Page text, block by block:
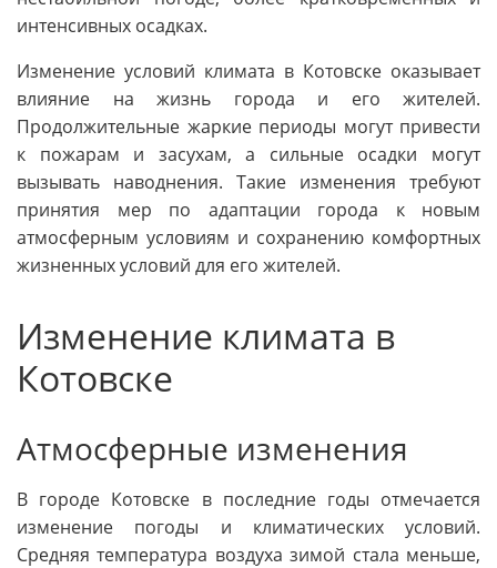
интенсивных осадках.
Изменение условий климата в Котовске оказывает
влияние на жизнь города и его жителей.
Продолжительные жаркие периоды могут привести
к пожарам и засухам, а сильные осадки могут
вызывать наводнения. Такие изменения требуют
принятия мер по адаптации города к новым
атмосферным условиям и сохранению комфортных
жизненных условий для его жителей.
Изменение климата в
Котовске
Атмосферные изменения
В городе Котовске в последние годы отмечается
изменение погоды и климатических условий.
Средняя температура воздуха зимой стала меньше,